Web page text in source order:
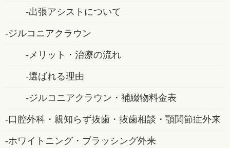
出張アシストについて
ジルコニアクラウン
メリット・治療の流れ
選ばれる理由
ジルコニアクラウン・補綴物料金表
口腔外科・親知らず抜歯・抜歯相談・顎関節症外来
ホワイトニング・ブラッシング外来